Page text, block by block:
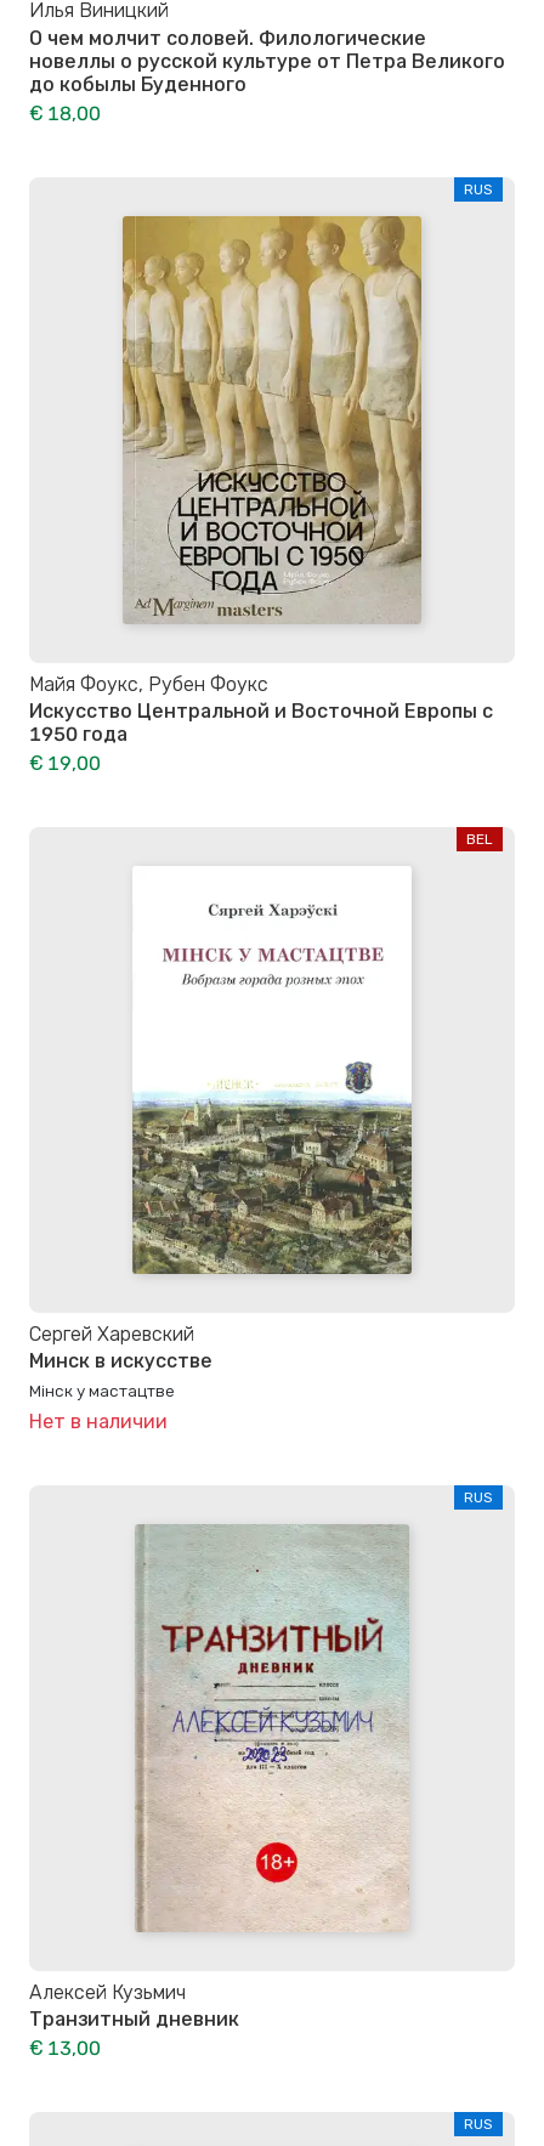
Илья Виницкий
О чем молчит соловей. Филологические
новеллы о русской культуре от Петра Великого
до кобылы Буденного
€ 18,00
RUS
Майя Фоукс, Рубен Фоукс
Искусство Центральной и Восточной Европы с
1950 года
€ 19,00
BEL
Сергей Харевский
Минск в искусстве
Мінск у мастацтве
Нет в наличии
RUS
Алексей Кузьмич
Транзитный дневник
€ 13,00
RUS